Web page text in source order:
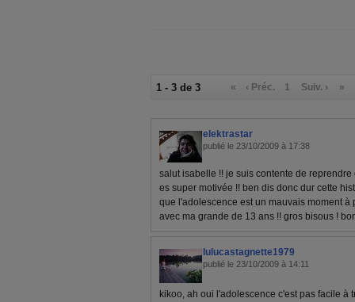
1 - 3 de 3 « ‹ Préc. 1 Suiv. › »
elektrastar
publié le 23/10/2009 à 17:38
salut isabelle !! je suis contente de
es super motivée !! ben dis donc dur cette
que l'adolescence est un mauvais moment
avec ma grande de 13 ans !! gros bisous !
lulucastagnette1979
publié le 23/10/2009 à 14:11
kikoo, ah oui l'adolescence c'est pas facile à